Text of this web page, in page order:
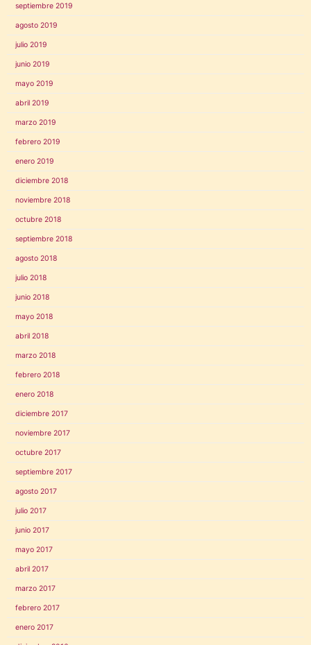
septiembre 2019
agosto 2019
julio 2019
junio 2019
mayo 2019
abril 2019
marzo 2019
febrero 2019
enero 2019
diciembre 2018
noviembre 2018
octubre 2018
septiembre 2018
agosto 2018
julio 2018
junio 2018
mayo 2018
abril 2018
marzo 2018
febrero 2018
enero 2018
diciembre 2017
noviembre 2017
octubre 2017
septiembre 2017
agosto 2017
julio 2017
junio 2017
mayo 2017
abril 2017
marzo 2017
febrero 2017
enero 2017